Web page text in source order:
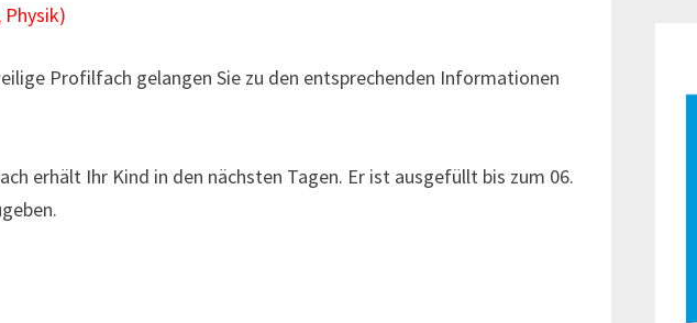
Profilfach gelangen Sie zu den entsprechenden Informationen
erhält Ihr Kind in den nächsten Tagen. Er ist ausgefüllt bis zum 06.